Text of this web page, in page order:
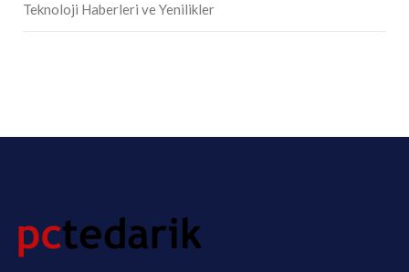
Teknoloji Haberleri ve Yenilikler